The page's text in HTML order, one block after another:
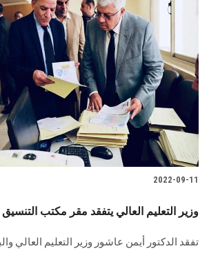
2022-09-11
وزير التعليم العالي يتفقد مقر مكتب
تفقد الدكتور أيمن عاشور وزير التعليم العالي